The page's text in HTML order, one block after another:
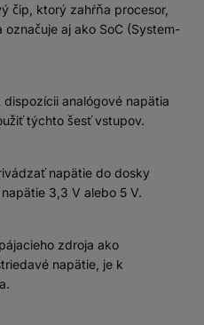
čip, ktorý zahŕňa procesor,
aj ako SoC (System-
analógové napätia
týchto šesť vstupov.
napätie do dosky
3,3 V alebo 5 V.
zdroja ako
napätie, je k